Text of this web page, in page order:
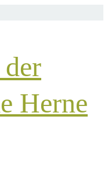
Herne